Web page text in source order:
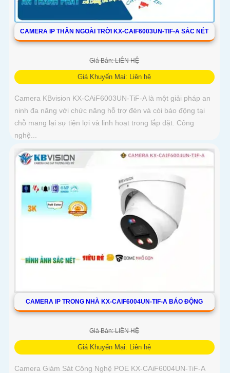
CAMERA IP THÂN NGOÀI TRỜI KX-CAIF6003UN-TIF-A SẮC NÉT
Giá Bán: LIÊN HỆ
Giá Khuyến Mại: Liên hệ
Camera KBvision KX-CAiF6003UN-TiF-A là một giải pháp an
ninh đa năng với chức năng hỗ trợ đèn và còi báo động tại
chỗ mang lại sự tiện lợi và linh hoạt trong lắp đặt. Công
nghệ...
CAMERA IP TRONG NHÀ KX-CAIF6004UN-TIF-A BÁO ĐỘNG
Giá Bán: LIÊN HỆ
Giá Khuyến Mại: Liên hệ
Camera Giám Sát Công Nghệ POE KX-CAiF6004UN-TiF-A